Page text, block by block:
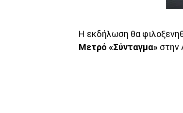
Η εκδήλωση θα
Μετρό «Σύνταγμα» στην